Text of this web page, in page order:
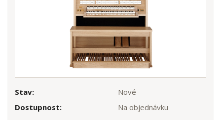
Stav:
Nové
Dostupnost:
Na objednávku